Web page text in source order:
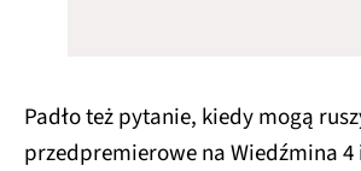
Padło też pytanie, kiedy mogą
przedpremierowe na Wiedźmina